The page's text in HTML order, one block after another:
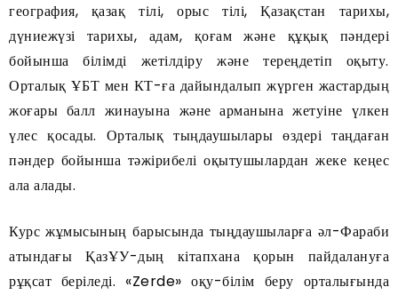
география, қазақ тілі, орыс тілі, Қазақстан тарихы,
дүниежүзі тарихы, адам, қоғам және құқық пәндері
бойынша білімді жетілдіру және тереңдетіп оқыту.
Орталық ҰБТ мен КТ-ға дайындалып жүрген жастардың
жоғары балл жинауына және арманына жетуіне үлкен
үлес қосады. Орталық тыңдаушылары өздері таңдаған
пәндер бойынша тәжірибелі оқытушылардан жеке кеңес
ала алады.
Курс жұмысының барысында тыңдаушыларға әл-Фараби
атындағы ҚазҰУ-дың кітапхана қорын пайдалануға
рұқсат беріледі. «Zerde» оқу-білім беру орталығында